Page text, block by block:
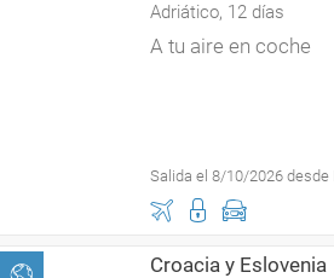
Adriático, 12 días
A tu aire en coche
Salida el 8/10/2026 desde
Croacia y Eslovenia